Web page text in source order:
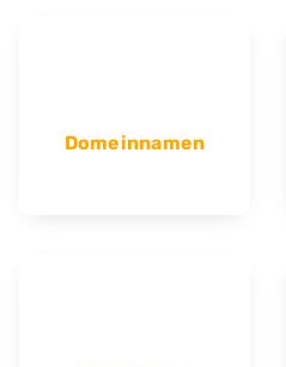
Domeinnamen